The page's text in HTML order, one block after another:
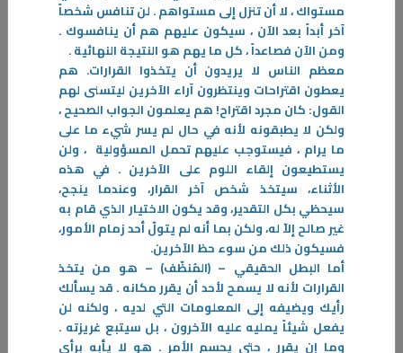
النجاح علاج النفس القلقة، الخائفة، المتشائمة، اليائسة. والنجاح من أحسن
مضادات القلق ومن أفضل مضادات الاكتئاب
مستواك ، لا أن تنزل إلى مستواهم . لن تنافس شخصاً
آخر أبداً بعد الآن ، سيكون عليهم هم أن ينافسوك .
ومن الآن فصاعداً ، كل ما يهم هو النتيجة النهائية .
معظم الناس لا يريدون أن يتخذوا القرارات. هم
يعطون اقتراحات وينتظرون آراء الآخرين ليتسنى لهم
القول: كان مجرد اقتراح! هم يعلمون الجواب الصحيح ،
ولكن لا يطبقونه لأنه في حال لم يسر شيء ما على
ما يرام ، فيستوجب عليهم تحمل المسؤولية ، ولن
يستطيعون إلقاء اللوم على الآخرين . في هذه
الأثناء، سيتخذ شخص آخر القرار، وعندما ينجح،
سيحظي بكل التقدير، وقد يكون الاختيار الذي قام به
غير صالح إلاّ له، ولكن بما أنه لم يتولّ أحد زمام الأمور،
فسيكون ذلك من سوء حظ الآخرين.
أما البطل الحقيقي – (المُنظّف) – هو من يتخذ
القرارات لأنه لا يسمح لأحد أن يقرر مكانه . قد يسألك
رأيك ويضيفه إلى المعلومات التي لديه ، ولكنه لن
يفعل شيئاً يمليه عليه الآخرون ، بل سيتبع غريزته .
وما إن يقرر ، حتى يحسم الأمر . هو لا يأبه برأي